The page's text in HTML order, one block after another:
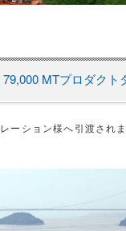
MTプロダクト
ション様へ引渡され